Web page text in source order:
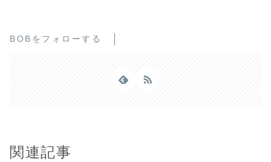
BOBをフォローする
関連記事